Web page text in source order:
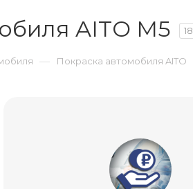
AITO M5 18
— Покраска автомобиля AITO